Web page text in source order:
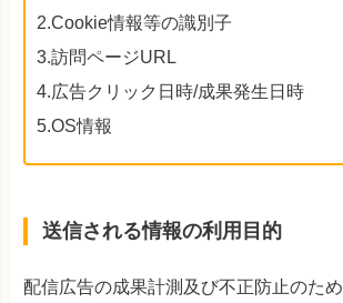
2.Cookie情報等の識別子
3.訪問ページURL
4.広告クリック日時/成果発生日時
5.OS情報
送信される情報の利用目的
配信広告の成果計測及び不正防止のため